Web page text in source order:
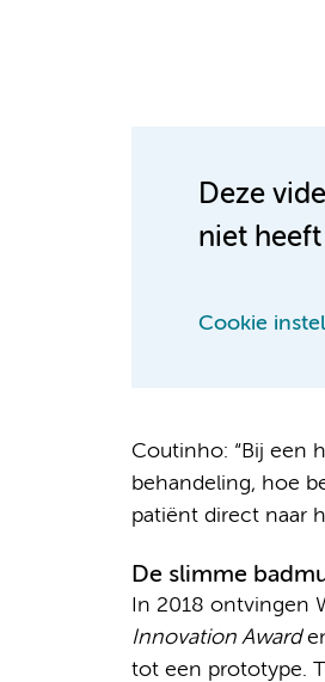
Deze
niet
Cookie
Coutinho: “Bij een
behandeling, hoe
patiënt direct naar
De slimme
In 2018 ontvingen
Innovation Award
tot een prototype.